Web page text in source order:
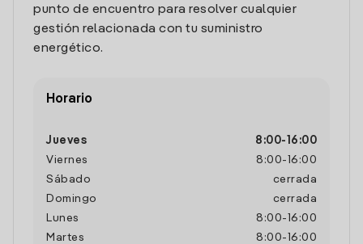
punto de encuentro para resolver cualquier
gestión relacionada con tu suministro
energético.
Horario
Jueves 8:00- 16:00
Viernes
8:00- 16:00
Sábado
cerrada
Domingo
cerrada
Lunes
8:00- 16:00
Martes
8:00- 16:00